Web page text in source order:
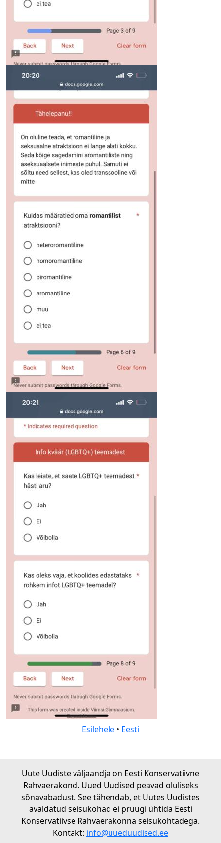
Esilehele • Eesti
Uute Uudiste väljaandja on Eesti Konservatiivne
Rahvaerakond. Uued Uudised peavad oluliseks
sõnavabadust. See tähendab, et Uutes Uudistes
avaldatud seisukohad ei pruugi ühtida Eesti
Konservatiivse Rahvaerakonna seisukohtadega.
Kontakt: info@uueduudised.ee